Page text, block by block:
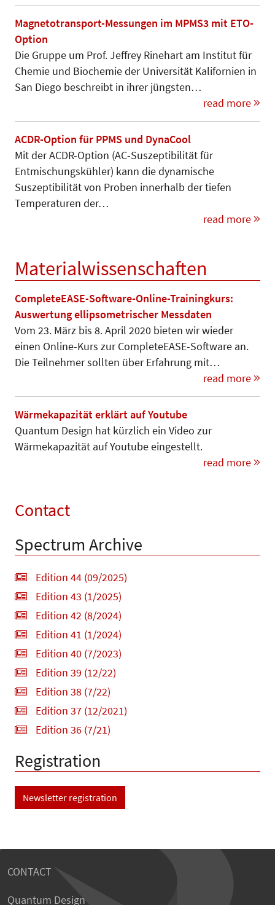
Magnetotransport-Messungen im MPMS3 mit ETO-
Option
Die Gruppe um Prof. Jeffrey Rinehart am Institut für
Chemie und Biochemie der Universität Kalifornien in
San Diego beschreibt in ihrer jüngsten…
read more
ACDR-Option für PPMS und DynaCool
Mit der ACDR-Option (AC-Suszeptibilität für
Entmischungskühler) kann die dynamische
Suszeptibilität von Proben innerhalb der tiefen
Temperaturen der…
read more
Materialwissenschaften
CompleteEASE-Software-Online-Trainingkurs:
Auswertung ellipsometrischer Messdaten
Vom 23. März bis 8. April 2020 bieten wir wieder
einen Online-Kurs zur CompleteEASE-Software an.
Die Teilnehmer sollten über Erfahrung mit…
read more
Wärmekapazität erklärt auf Youtube
Quantum Design hat kürzlich ein Video zur
Wärmekapazität auf Youtube eingestellt.
read more
Contact
Spectrum Archive
Edition 44 (09/2025)
Edition 43 (1/2025)
Edition 42 (8/2024)
Edition 41 (1/2024)
Edition 40 (7/2023)
Edition 39 (12/22)
Edition 38 (7/22)
Edition 37 (12/2021)
Edition 36 (7/21)
Registration
Newsletter registration
CONTACT
Quantum Design